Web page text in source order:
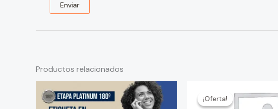
Productos relacionados
¡Oferta!
¡Oferta!
precio
original
precio
actual